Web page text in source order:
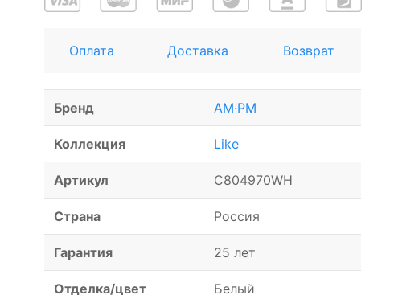
Оплата Доставка Возврат
Бренд AM·PM
Коллекция Like
Артикул C804970WH
Страна Россия
Гарантия 25 лет
Отделка/цвет Белый